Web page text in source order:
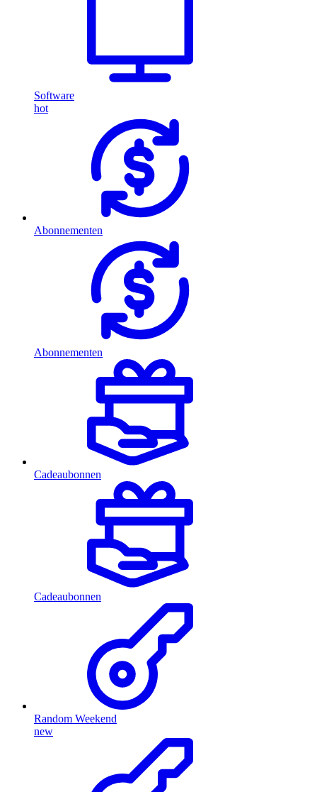
Software
hot
Abonnementen
Abonnementen
Cadeaubonnen
Cadeaubonnen
Random Weekend
new